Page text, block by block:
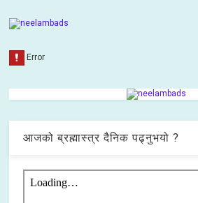
आजको ब्रह्मास्त्र दैनिक पढ्नुभयो ?